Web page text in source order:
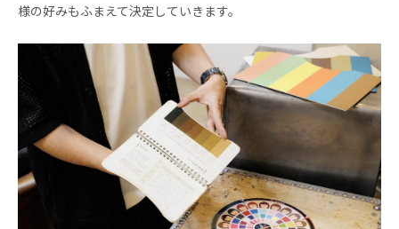
様の好みもふまえて決定していきます。